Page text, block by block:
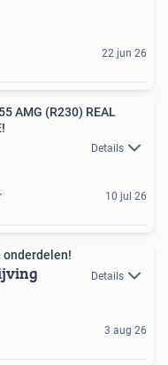
22 jun 26
AMG (R230) REAL
Details
10 jul 26
onderdelen!
Details
3 aug 26